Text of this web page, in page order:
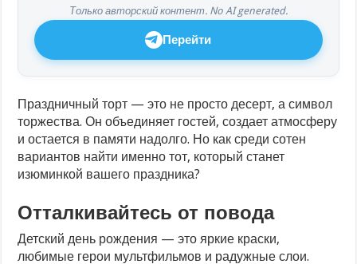
Только авторский контент. No AI generated.
Перейти
Праздничный торт — это не просто десерт, а символ
торжества. Он объединяет гостей, создает атмосферу
и остается в памяти надолго. Но как среди сотен
вариантов найти именно тот, который станет
изюминкой вашего праздника?
Отталкивайтесь от повода
Детский день рождения — это яркие краски,
любимые герои мультфильмов и радужные слои.